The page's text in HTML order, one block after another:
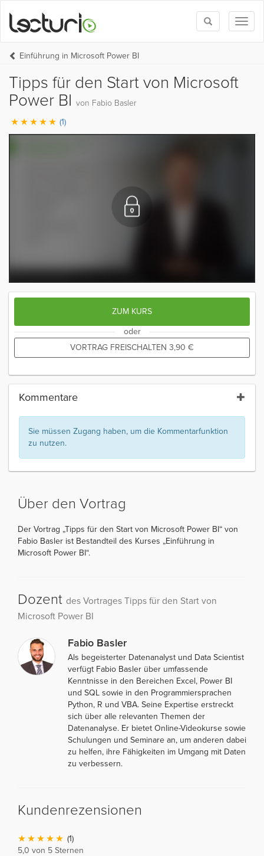
Toggle
search
Einführung in Microsoft Power BI
Tipps für den Start von Microsoft
Power BI von Fabio Basler
(1)
ZUM KURS
oder
VORTRAG FREISCHALTEN 3,90 €
Kommentare
Sie müssen Zugang haben, um die Kommentarfunktion
zu nutzen.
Über den Vortrag
Der Vortrag „Tipps für den Start von Microsoft Power BI“ von
Fabio Basler ist Bestandteil des Kurses „Einführung in
Microsoft Power BI“.
Dozent des Vortrages Tipps für den Start von
Microsoft Power BI
Fabio Basler
Als begeisterter Datenanalyst und Data Scientist
verfügt Fabio Basler über umfassende
Kenntnisse in den Bereichen Excel, Power BI
und SQL sowie in den Programmiersprachen
Python, R und VBA. Seine Expertise erstreckt
sich über alle relevanten Themen der
Datenanalyse. Er bietet Online-Videokurse sowie
Schulungen und Seminare an, um anderen dabei
zu helfen, ihre Fähigkeiten im Umgang mit Daten
zu verbessern.
Kundenrezensionen
(1)
5,0 von 5 Sternen